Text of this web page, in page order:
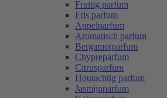
Fruitig parfum
Fris parfum
Appelparfum
Aromatisch parfum
Bergamotparfum
Chypreparfum
Citrusparfum
Houtachtig parfum
Jasmijnparfum